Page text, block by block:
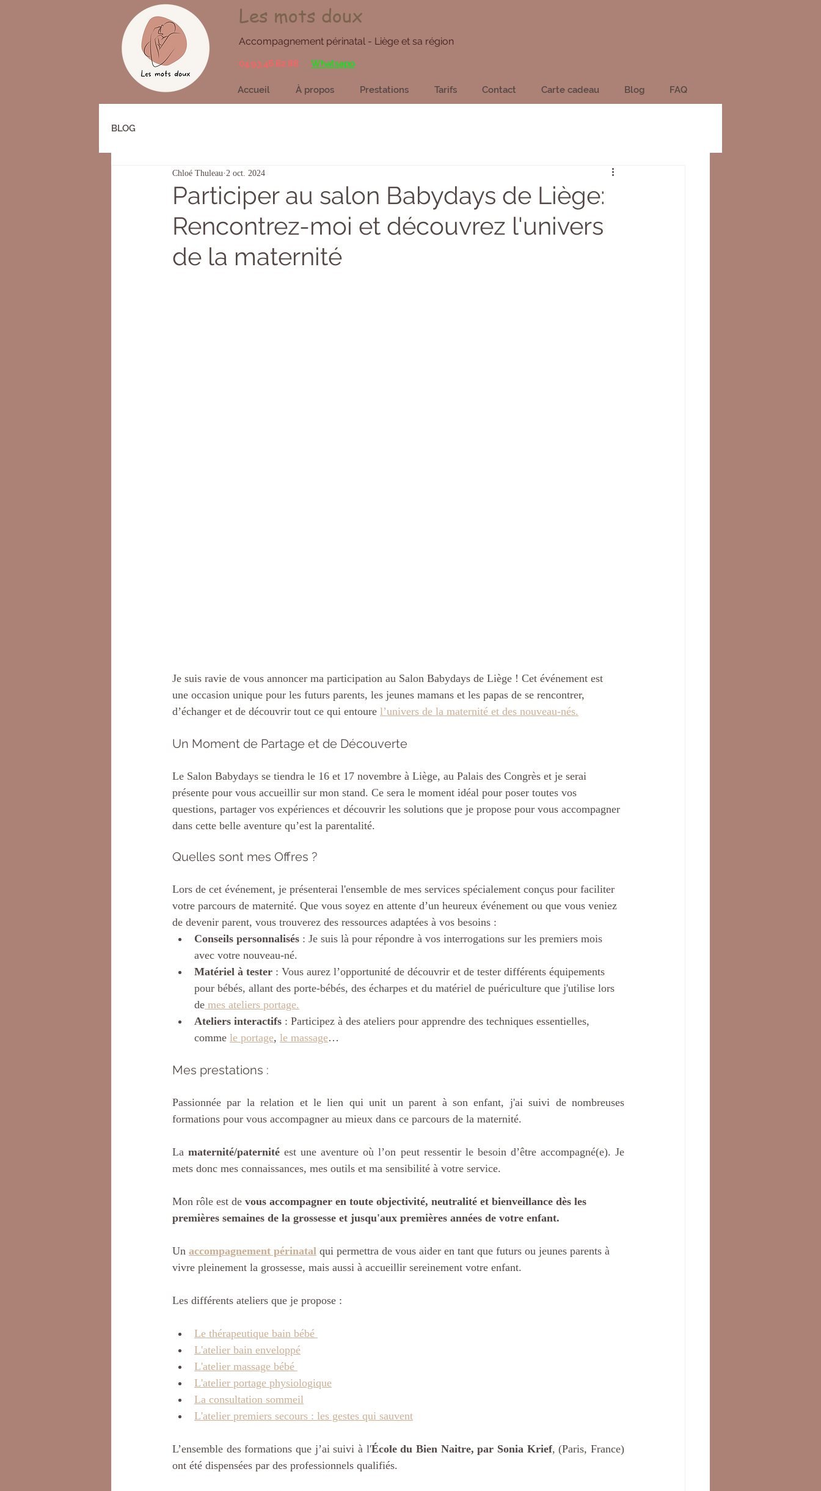
Les mots doux
Accompagnement périnatal - Liège et sa région
04.93.46.82.88 Whatsapp
Accueil À propos Prestations Tarifs Contact Carte cadeau Blog FAQ
BLOG
Participer au salon Babydays de Liège:
Rencontrez-moi et découvrez l'univers
de la maternité
Chloé Thuleau 2 oct. 2024
Je suis ravie de vous annoncer ma participation au Salon Babydays de Liège ! Cet événement est
une occasion unique pour les futurs parents, les jeunes mamans et les papas de se rencontrer,
d’échanger et de découvrir tout ce qui entoure l’univers de la maternité et des nouveau-nés.
Un Moment de Partage et de Découverte
Le Salon Babydays se tiendra le 16 et 17 novembre à Liège, au Palais des Congrès et je serai
présente pour vous accueillir sur mon stand. Ce sera le moment idéal pour poser toutes vos
questions, partager vos expériences et découvrir les solutions que je propose pour vous accompagner
dans cette belle aventure qu’est la parentalité.
Quelles sont mes Offres ?
Lors de cet événement, je présenterai l'ensemble de mes services spécialement conçus pour faciliter
votre parcours de maternité. Que vous soyez en attente d’un heureux événement ou que vous veniez
de devenir parent, vous trouverez des ressources adaptées à vos besoins :
Conseils personnalisés : Je suis là pour répondre à vos interrogations sur les premiers mois
avec votre nouveau-né.
Matériel à tester : Vous aurez l’opportunité de découvrir et de tester différents équipements
pour bébés, allant des porte-bébés, des écharpes et du matériel de puériculture que j'utilise lors
de mes ateliers portage.
Ateliers interactifs : Participez à des ateliers pour apprendre des techniques essentielles,
comme le portage, le massage…
Mes prestations :
Passionnée par la relation et le lien qui unit un parent à son enfant, j'ai suivi de nombreuses
formations pour vous accompagner au mieux dans ce parcours de la maternité.
La maternité/paternité est une aventure où l’on peut ressentir le besoin d’être accompagné(e). Je
mets donc mes connaissances, mes outils et ma sensibilité à votre service.
Mon rôle est de vous accompagner en toute objectivité, neutralité et bienveillance dès les
premières semaines de la grossesse et jusqu'aux premières années de votre enfant.
Un accompagnement périnatal qui permettra de vous aider en tant que futurs ou jeunes parents à
vivre pleinement la grossesse, mais aussi à accueillir sereinement votre enfant.
Les différents ateliers que je propose :
Le thérapeutique bain bébé
L'atelier bain enveloppé
L'atelier massage bébé
L'atelier portage physiologique
La consultation sommeil
L'atelier premiers secours : les gestes qui sauvent
​L’ensemble des formations que j’ai suivi à l'École du Bien Naitre, par Sonia Krief, (Paris, France)
ont été dispensées par des professionnels qualifiés.​​